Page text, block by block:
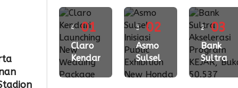
01
4
minggu
lalu
Claro
Kendari
Launching
02
3
minggu
lalu
Asmo
Sulsel
Inisiasi
03
2
minggu
lalu
Bank
Sultra
Akselerasi